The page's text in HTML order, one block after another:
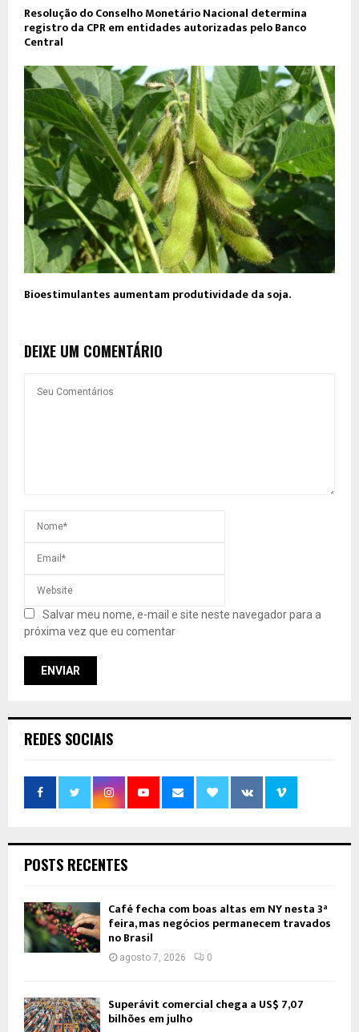
Resolução do Conselho Monetário Nacional determina
registro da CPR em entidades autorizadas pelo Banco
Central
Bioestimulantes aumentam produtividade da soja.
DEIXE UM COMENTÁRIO
Salvar meu nome, e-mail e site neste navegador para a
próxima vez que eu comentar
REDES SOCIAIS
POSTS RECENTES
Café fecha com boas altas em NY nesta 3ª
feira, mas negócios permanecem travados
no Brasil
agosto 7, 2026 0
Superávit comercial chega a US$ 7,07
bilhões em julho